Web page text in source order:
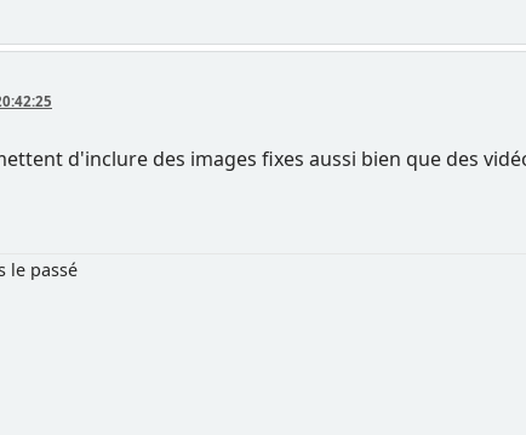
d'inclure des images fixes aussi bien que des
le passé